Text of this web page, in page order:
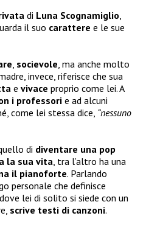
di Luna Scognamiglio
il suo carattere e le sue
socievole , ma anche molto
invece, riferisce che sua
e vivace proprio come lei. A
i professori e ad alcuni
come lei stessa dice, “nessuno
di diventare una pop
la sua vita , tra l’altro ha una
il pianoforte. Parlando
personale che definisce
lei di solito si siede con un
scrive testi di canzoni.